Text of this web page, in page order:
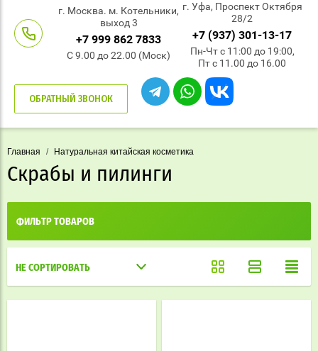
г. Москва. м. Котельники,
выход 3
+7 999 862 7833
С 9.00 до 22.00 (Моск)
г. Уфа, Проспект Октября
28/2
+7 (937) 301-13-17
Пн-Чт с 11:00 до 19:00,
Пт с 11.00 до 16.00
ОБРАТНЫЙ ЗВОНОК
Главная / Натуральная китайская косметика
Скрабы и пилинги
ФИЛЬТР ТОВАРОВ
НЕ СОРТИРОВАТЬ